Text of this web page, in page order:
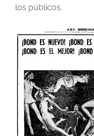
los públicos.